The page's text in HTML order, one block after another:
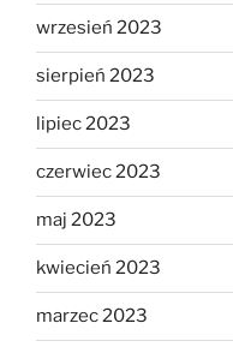
wrzesień 2023
sierpień 2023
lipiec 2023
czerwiec 2023
maj 2023
kwiecień 2023
marzec 2023